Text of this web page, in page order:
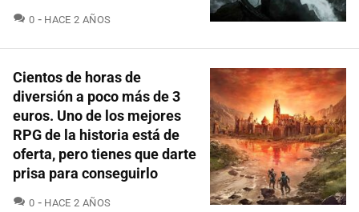
0 COMENTARIOS
HACE 2 AÑOS
Cientos de horas de
diversión a poco más de 3
euros. Uno de los mejores
RPG de la historia está de
oferta, pero tienes que darte
prisa para conseguirlo
0 COMENTARIOS
HACE 2 AÑOS